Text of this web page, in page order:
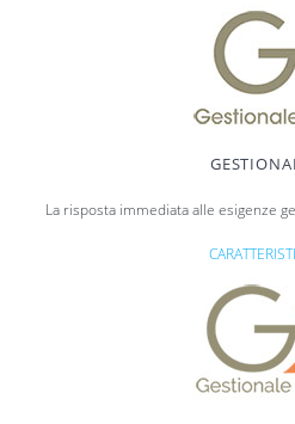
La risposta immediata alle esigenze